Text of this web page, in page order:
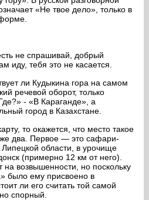
«Не твое дело», только в
не спрашивай, добрый
иду, тебя это не касается.
ли Кудыкина гора на самом
речевой оборот, только
- «В Караганде», а
город в Казахстане.
то окажется, что место такое
два. Первое — это сафари-
области, в урочище
(примерно 12 км от него).
на возвышенности, но поскольку
было ему присвоено в
ли его считать той самой
спорный.